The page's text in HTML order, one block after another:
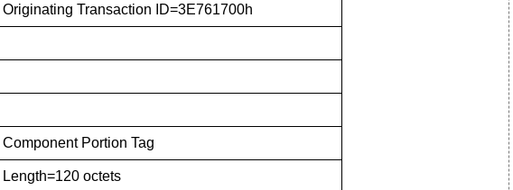
Originating Transaction ID=3E761700h
Component Portion Tag
Length=120 octets